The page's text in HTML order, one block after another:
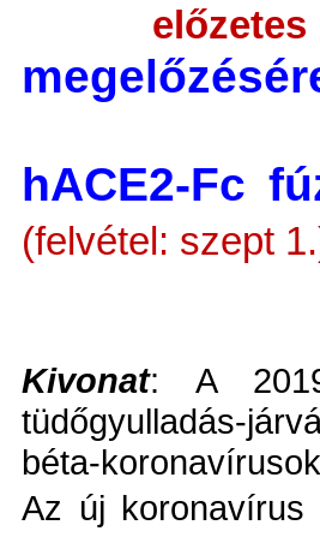
hACE2-Fc
(felvétel: szept
Kivonat:
A
tüdőgyulladás-
béta-
Az új koronavírus